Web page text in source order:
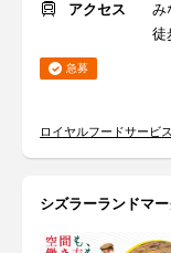
アクセス
み
徒
急募
ロイヤルフードサービ
シズラーランドマ